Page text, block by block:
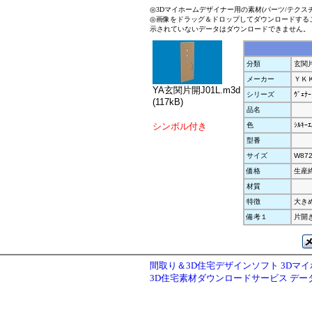
◎3Dマイホームデザイナー用の素材(パーツ/テクス
◎画像をドラッグ＆ドロップしてダウンロードす
示されていないデータはダウンロードできません。
YA玄関片開J01L.m3d
(117kB)
シンボル付き
分類
玄関
メーカー
ＹＫ
シリーズ
ｳﾞｪﾅ
品名
色
ｼﾙｷｰ
型番
サイズ
価格
生産
材質
特徴
大き
備考１
片開
間取り＆3D住宅デザインソフト 3Dマ
3D住宅素材ダウンロードサービス デー